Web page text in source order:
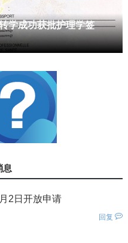
学成功获批护理学签
息
2日开放申请
回复